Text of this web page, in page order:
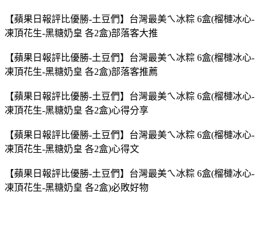
【蘋果日報評比優勝-土豆們】台灣最美ㄟ冰粽 6盒(榴槤冰心-
凍頂花生-黑糖奶皇 各2盒)部落客大推
【蘋果日報評比優勝-土豆們】台灣最美ㄟ冰粽 6盒(榴槤冰心-
凍頂花生-黑糖奶皇 各2盒)部落客推薦
【蘋果日報評比優勝-土豆們】台灣最美ㄟ冰粽 6盒(榴槤冰心-
凍頂花生-黑糖奶皇 各2盒)心得分享
【蘋果日報評比優勝-土豆們】台灣最美ㄟ冰粽 6盒(榴槤冰心-
凍頂花生-黑糖奶皇 各2盒)心得文
【蘋果日報評比優勝-土豆們】台灣最美ㄟ冰粽 6盒(榴槤冰心-
凍頂花生-黑糖奶皇 各2盒)必敗好物